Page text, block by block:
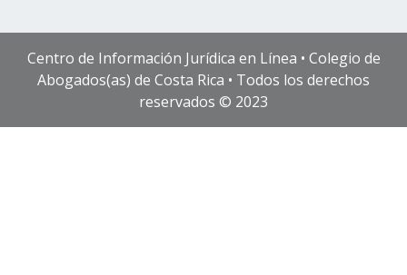
Centro de Información Jurídica en Línea • Colegio de
Abogados(as) de Costa Rica • Todos los derechos
reservados © 2023